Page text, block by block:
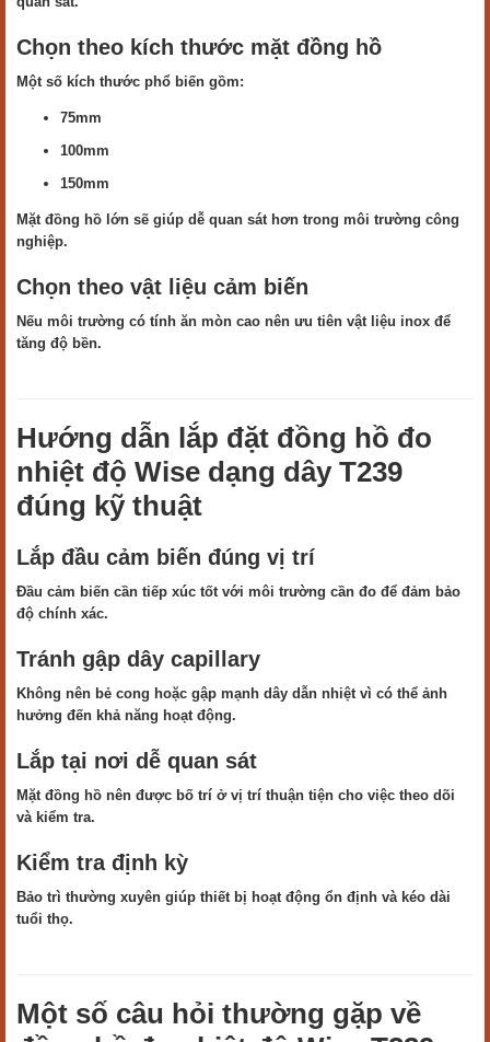
Chọn theo kích thước mặt đồng hồ
Một số kích thước phổ biến gồm:
75mm
100mm
150mm
Mặt đồng hồ lớn sẽ giúp dễ quan sát hơn trong môi trường công
nghiệp.
Chọn theo vật liệu cảm biến
Nếu môi trường có tính ăn mòn cao nên ưu tiên vật liệu inox để
tăng độ bền.
Hướng dẫn lắp đặt đồng hồ đo
nhiệt độ Wise dạng dây T239
đúng kỹ thuật
Lắp đầu cảm biến đúng vị trí
Đầu cảm biến cần tiếp xúc tốt với môi trường cần đo để đảm bảo
độ chính xác.
Tránh gập dây capillary
Không nên bẻ cong hoặc gập mạnh dây dẫn nhiệt vì có thể ảnh
hưởng đến khả năng hoạt động.
Lắp tại nơi dễ quan sát
Mặt đồng hồ nên được bố trí ở vị trí thuận tiện cho việc theo dõi
và kiểm tra.
Kiểm tra định kỳ
Bảo trì thường xuyên giúp thiết bị hoạt động ổn định và kéo dài
tuổi thọ.
Một số câu hỏi thường gặp về